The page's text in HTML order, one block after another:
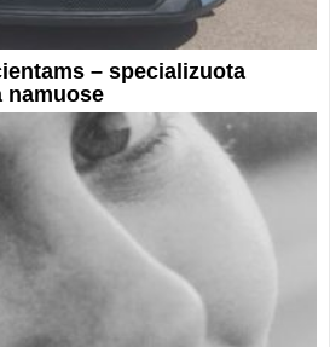
– specializuota
namuose